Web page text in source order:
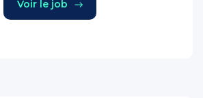
Voir le job